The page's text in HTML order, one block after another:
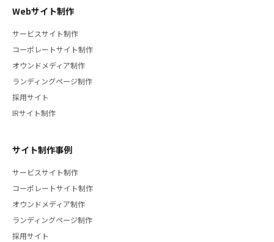
Webサイト制作
サービスサイト制作
コーポレートサイト制作
オウンドメディア制作
ランディングページ制作
採用サイト
IRサイト制作
サイト制作事例
サービスサイト制作
コーポレートサイト制作
オウンドメディア制作
ランディングページ制作
採用サイト